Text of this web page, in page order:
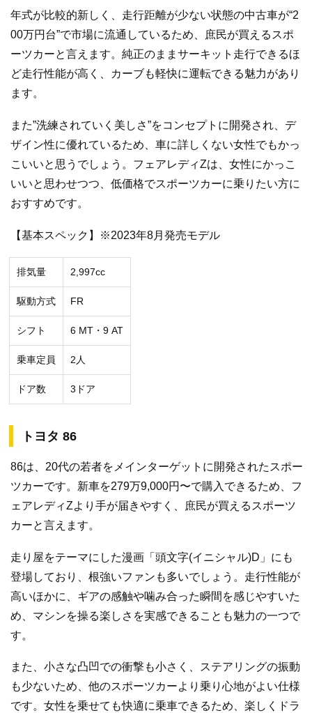
年式が比較的新しく、走行距離が少ない状態の中古車が“2
00万円台”で市場に流通しているため、庶民が買えるスポ
ーツカーと言えます。純正のままサーキット走行できるほ
ど走行性能が高く、カーブも軽快に運転できる魅力があり
ます。
また”洗練されていく美しさ”をコンセプトに開発され、デ
ザイン性に優れているため、車に詳しくない女性でもかっ
こいいと思うでしょう。フェアレディZは、女性にかっこ
いいと思わせつつ、低価格でスポーツカーに乗りたい方に
おすすめです。
【基本スペック】※2023年8月発売モデル
排気量 2,997cc
駆動方式 FR
シフト 6 MT・9 AT
乗車定員 2人
ドア数 3ドア
トヨタ 86
86は、20代の若者をメインターゲットに開発されたスポー
ツカーです。新車を279万9,000円〜で購入できるため、フ
ェアレディZより手が届きやすく、庶民が買えるスポーツ
カーと言えます。
走り屋をテーマにした漫画「頭文字(イニシャル)D」にも
登場しており、根強いファンも多いでしょう。走行性能が
高いほかに、ギアの感触や噛み合った瞬間を感じやすいた
め、マシンを操る楽しさを実感できることも魅力の一つで
す。
また、小さな凸凹での衝撃も小さく、ステアリングの振動
も少ないため、他のスポーツカーより乗り心地がよい仕様
です。女性を乗せても快適に乗車できるため、楽しくドラ